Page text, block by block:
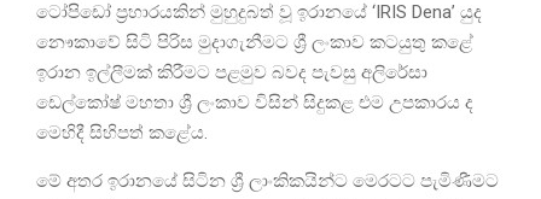
ටෝපිඩෝ ප්‍රහාරයකින් මුහුදුබත් වූ ඉරානයේ ‘IRIS Dena’ යුද
නෞකාවේ සිටි පිරිස මුදාගැනීමට ශ්‍රී ලංකාව කටයුතු කළේ
ඉරාන ඉල්ලීමක් කිරීමට පළමුව බවද පැවසු අලිරේසා
ඩෙල්කෝෂ් මහතා ශ්‍රී ලංකාව විසින් සිදුකළ එම උපකාරය ද
මෙහිදී සිහිපත් කළේය.
මේ අතර ඉරානයේ සිටින ශ්‍රී ලාංකිකයින්ට මෙරටට පැමිණීමට